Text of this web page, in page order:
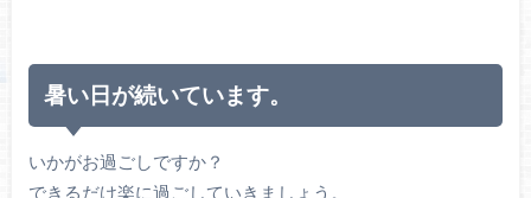
暑い日が続いています。
いかがお過ごしですか？
できるだけ楽に過ごしていきましょう。